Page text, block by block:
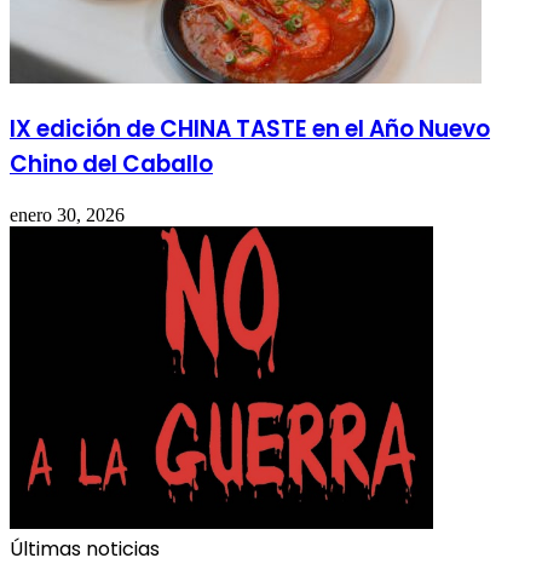
IX edición de CHINA TASTE en el Año Nuevo
Chino del Caballo
enero 30, 2026
Últimas noticias